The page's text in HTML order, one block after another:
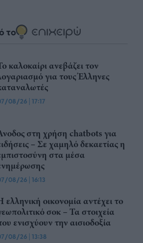
το
καλοκαίρι ανεβάζει τον
για τους Έλληνες
08/26 | 17:17
στη χρήση chatbots για
– Σε χαμηλό δεκαετίας η
στα μέσα
08/26 | 16:13
ελληνική οικονομία αντέχει το
σοκ – Τα στοιχεία
ενισχύουν την αισιοδοξία
08/26 | 13:38